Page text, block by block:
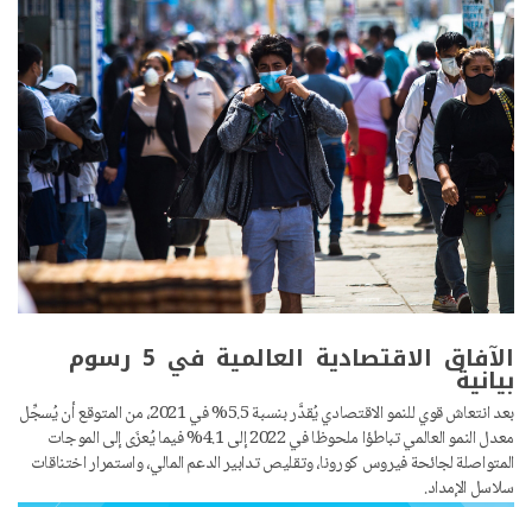
الآفاق الاقتصادية العالمية في 5 رسوم
بيانية
بعد انتعاش قوي للنمو الاقتصادي يُقدَّر بنسبة 5.5% في 2021، من المتوقع أن يُسجِّل
معدل النمو العالمي تباطؤا ملحوظا في 2022 إلى 4.1% فيما يُعزَى إلى الموجات
المتواصلة لجائحة فيروس كورونا، وتقليص تدابير الدعم المالي، واستمرار اختناقات
سلاسل الإمداد.